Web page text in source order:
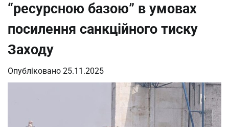
“ресурсною базою” в умовах
посилення санкційного тиску
Заходу
Опубліковано 25.11.2025